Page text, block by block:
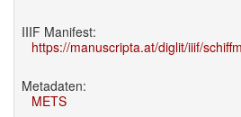
IIIF Manifest:
https://manuscripta.at/diglit/iiif/
Metadaten:
METS